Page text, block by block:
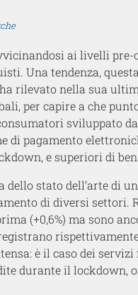
ai livelli pre-
Una tendenza,
rilevato nella sua
per capire a che
sviluppato
di pagamento
e superiori di
stato dell’arte di
di diversi
(+0,6%) ma sono
rispettivamente
è il caso dei
durante il